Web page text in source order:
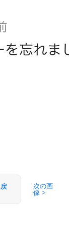
次の画
像 >